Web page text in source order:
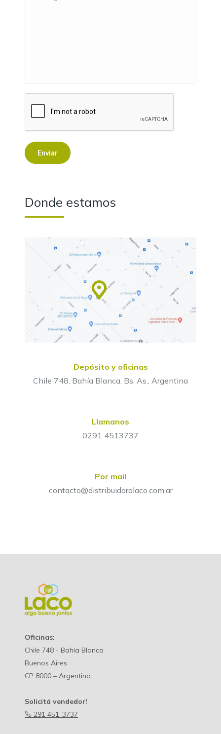
Enviar
Donde estamos
Depósito y oficinas
Chile 748, Bahía Blanca, Bs. As., Argentina
Llamanos
0291 4513737
Por mail
contacto@distribuidoralaco.com.ar
Oficinas:
Chile 748 - Bahía Blanca
Buenos Aires
CP 8000 – Argentina
Solicitá vendedor!
291 451-3737